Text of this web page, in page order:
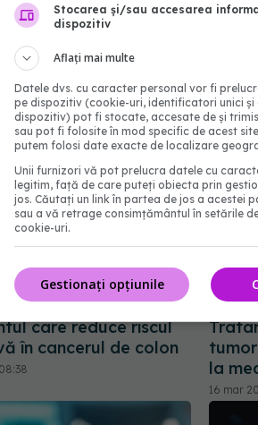
hormonale
oncologice și
conform noilor date
10 iul
care reduce riscul
în cancerul de colon
la
16 mar
Stocarea și/sau accesarea
dispozitiv
Aflați mai multe
Datele dvs. cu caracter personal vor fi
pe dispozitiv (cookie-uri, identificatori unici și
dispozitiv) pot fi stocate, accesate de și
sau pot fi folosite în mod specific de acest
putem folosi date exacte de localizare
Unii furnizori vă pot prelucra datele cu
legitim, față de care puteți obiecta prin
jos. Căutați un link în partea de jos a acestei
sau a vă retrage consimțământul în setările
cookie-uri.
Gestionați opțiunile